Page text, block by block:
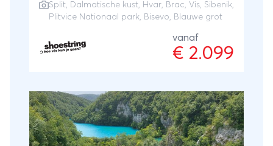
reizigers de populaire eilanden Hvar en
eilandje Vis. Slenter door de gezellige
straten van Split en het knusse Sibenik,
Bisevo; de indrukwekkende blauwe grot.
Split, Dalmatische kust, Hvar, Brac, Vis, Sibenik,
Plitvice Nationaal park, Bisevo, Blauwe grot
vanaf
€ 2.099